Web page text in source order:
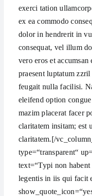
exerci tation
ex ea commodo
dolor in hendrerit in
consequat, vel illum
vero eros et
praesent luptatum
feugait nulla facilisi.
eleifend option
mazim placerat facer
claritatem insitam; est
claritatem.[/
type=“transparent“
text=“Typi non habent
legentis in iis qui facit